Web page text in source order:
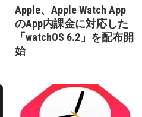
Apple、Apple Watch App
のApp内課金に対応した
「watchOS 6.2」を配布開
始